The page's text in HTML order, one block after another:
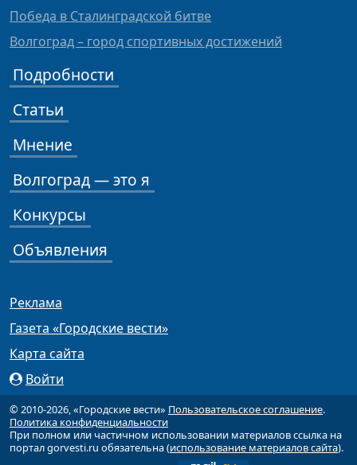
Победа в Сталинградской битве
Волгоград – город спортивных достижений
Подробности
Статьи
Мнение
Волгоград — это я
Конкурсы
Объявления
Реклама
Газета «Городские вести»
Карта сайта
Войти
© 2010-2026, «Городские вести» Пользовательское соглашение.
Политика конфиденциальности
При полном или частичном использовании материалов ссылка на
портал gorvesti.ru обязательна (использование материалов сайта).